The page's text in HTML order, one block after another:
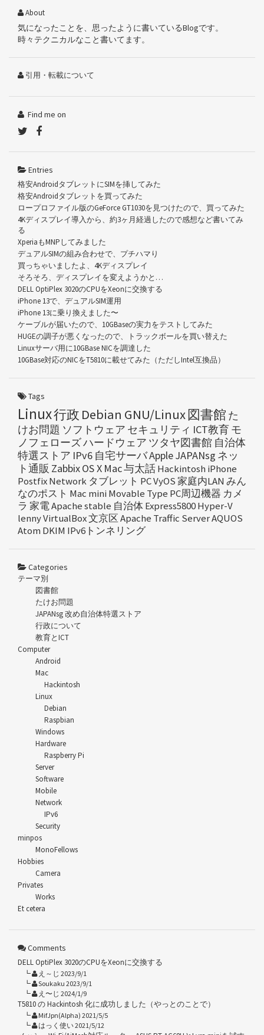
About
気になったことを、思ったように書いているBlogです。
時々テクニカルなこと書いてます。
引用・転載について
Find me on
Entries
格安AndroidタブレットにSIMを挿してみた
格安Androidタブレットを買ってみた
ロープロファイル版のGeForce GT1030を見つけたので、買ってみた
4Kディスプレイ導入から、約3ヶ月経過したので感想など書いてみ
る
XperiaもMNPしてみました
デュアルSIMの組み合わせで、プチハマり
買っちゃいましたよ、4Kディスプレイ
そろそろ、ディスプレイを変えようかと…
DELL OptiPlex 3020のCPUをXeonに交換する
iPhone 13で、デュアルSIM運用
iPhone 13に乗り換えました〜
ケーブルが届いたので、10GBaseの実力をテストしてみた
HUGEの調子が悪くなったので、トラックボールを買い替えた
Linuxサーバ用に10GBase NICを調達した
10GBase対応のNICをT5810に載せてみた（ただしIntel互換品）
Tags
Linux行政 Debian GNU/Linux図書館 た
けお問題 ソフトウェア セキュリティ ICT教育モ
ノフェローズハードウェア ツタヤ図書館 自治体
特選ストア IPv6 自宅サーバAppleJAPANsg ネッ
ト通販 ZabbixOS X Mac与太話Hackintosh iPhone
PostfixNetwork タブレット PCVyOS 家庭内LAN みん
なのポスト Mac miniMovable Type PC周辺機器 カメ
ラ 家電Apachestable 自治体Express5800Hyper-V
lennyVirtualBox文京区Apache Traffic ServerAQUOS
Atom DKIM IPv6トンネリング
Categories
テーマ別
図書館
たけお問題
JAPANsg 改め自治体特選ストア
行政について
教育とICT
Computer
Android
Mac
Hackintosh
Linux
Debian
Raspbian
Windows
Hardware
Raspberry Pi
Server
Software
Mobile
Network
IPv6
Security
minpos
MonoFellows
Hobbies
Camera
Privates
Works
Et cetera
Comments
DELL OptiPlex 3020のCPUをXeonに交換する
え～じ 2023/9/1
Soukaku 2023/9/1
え〜じ 2024/1/9
T5810 の Hackintosh 化に成功しました（やっとのことで）
MifJpn(Alpha) 2021/5/5
はっく使い 2021/5/12